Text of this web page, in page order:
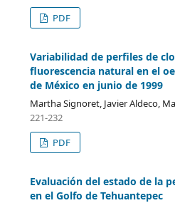
PDF
Variabilidad de perfiles de
fluorescencia natural en el
de México en junio de 1999
Martha Signoret, Javier Aldeco,
221-232
PDF
Evaluación del estado de la
en el Golfo de Tehuantepec